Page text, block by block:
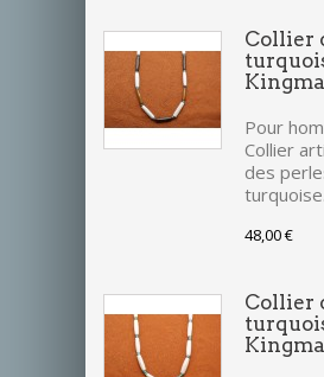
Collier
Pour
Collier
des
48,00 €
Collier